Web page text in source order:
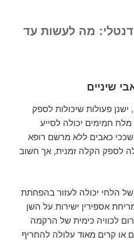
מה לעשות עד
שיניים
פעולות שיכולות לספק
חמימים יכולה לסייע
כאבים ללא מרשם רופא
לספק הקלה זמנית, אך חשוב
הלחי יכולה לעזור בהפחתת
אספירין ישירות על השן
לכוויה כימית של הרקמה
קרים מאוד עלולה להחריף